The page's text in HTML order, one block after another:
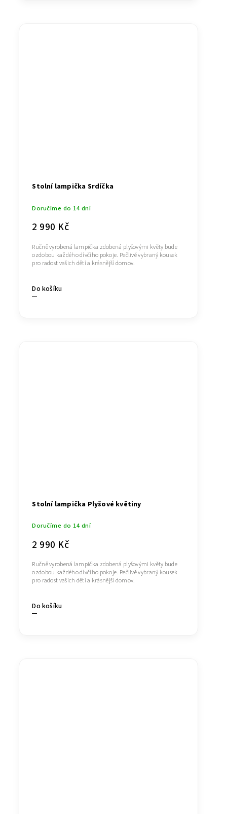
Stolní lampička Srdíčka
Doručíme do 14 dní
2 990 Kč
Do košíku
Ručně vyrobená lampička zdobená plyšovými květy bude
ozdobou každého dívčího pokoje. Pečlivě vybraný kousek
pro radost vašich dětí a krásnější domov.
Stolní lampička Plyšové květiny
Doručíme do 14 dní
2 990 Kč
Do košíku
Ručně vyrobená lampička zdobená plyšovými květy bude
ozdobou každého dívčího pokoje. Pečlivě vybraný kousek
pro radost vašich dětí a krásnější domov.